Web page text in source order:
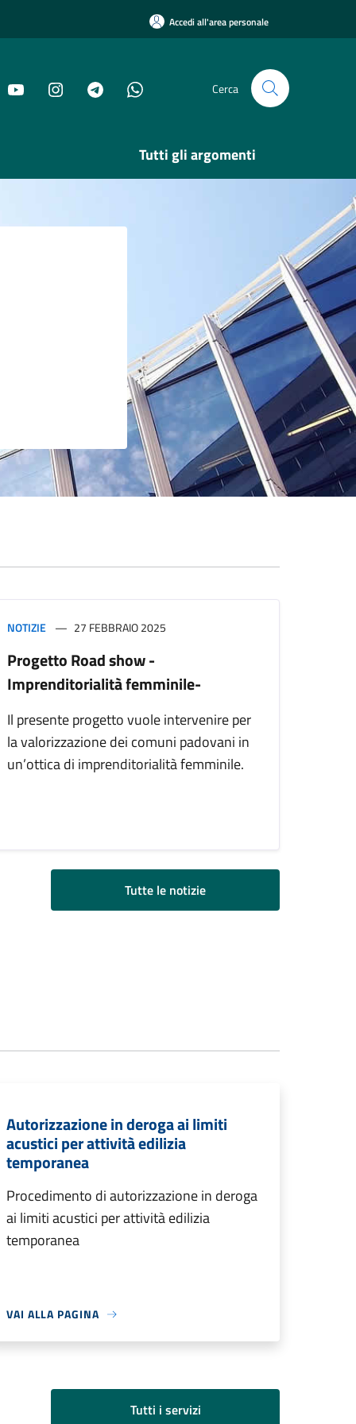
Accedi all'area personale
Cerca
Tutti gli argomenti
NOTIZIE 27 FEBBRAIO 2025
Progetto Road show -
Imprenditorialità femminile-
Il presente progetto vuole intervenire per
la valorizzazione dei comuni padovani in
un’ottica di imprenditorialità femminile.
Tutte le notizie
Autorizzazione in deroga ai limiti
acustici per attività edilizia
temporanea
Procedimento di autorizzazione in deroga
ai limiti acustici per attività edilizia
temporanea
VAI ALLA PAGINA
Tutti i servizi